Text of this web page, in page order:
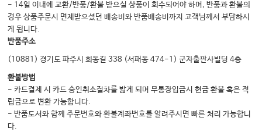
20 암재활
21 노인재활
- 14일 이내에 교환/반품/환불 받으실 상품이 회수되어야 하며, 반품과 환불의
경우 상품주문시 면제받으셨던 배송비와 반품배송비까지 고객님께서 부담하시
게 됩니다.
반품주소
(10881) 경기도 파주시 회동길 338 (서패동 474-1) 군자출판사빌딩 4층
환불방법
- 카드결제 시 카드 승인취소절차를 밟게 되며 무통장입금시 현금 환불 혹은 적
립금으로 변환 가능합니다.
- 반품도서와 함께 주문번호와 환불계좌번호를 알려주시면 빠른 처리 가능합니
다.